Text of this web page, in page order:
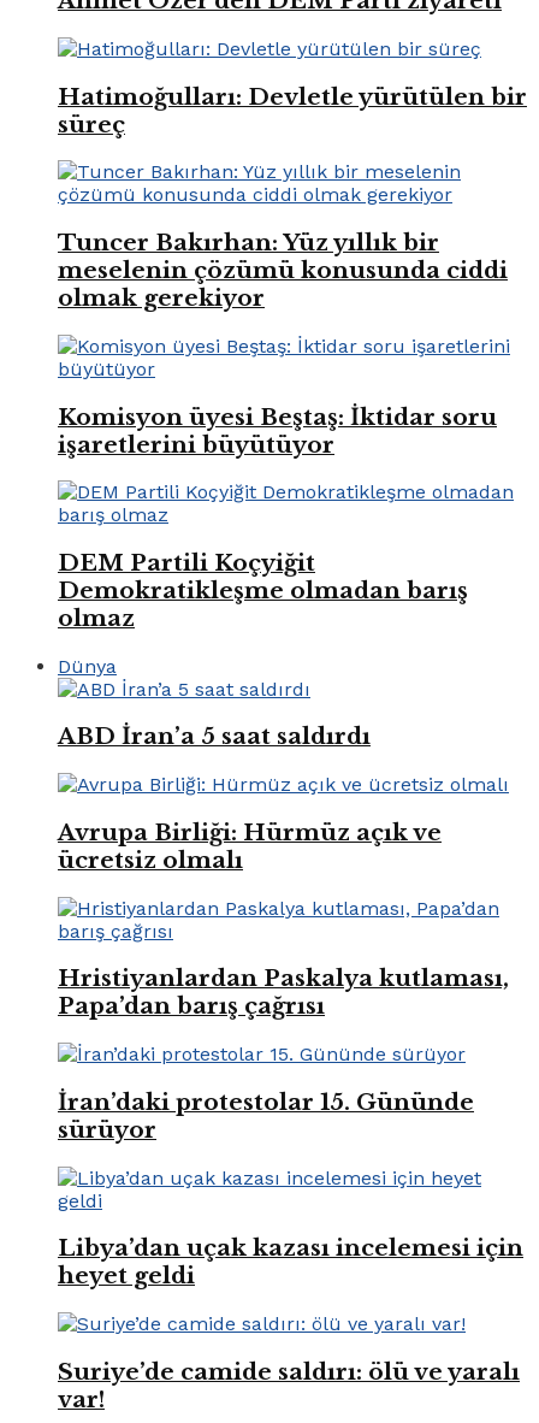
Hatimoğulları: Devletle yürütülen bir
süreç
Tuncer Bakırhan: Yüz yıllık bir
meselenin çözümü konusunda ciddi
olmak gerekiyor
Komisyon üyesi Beştaş: İktidar soru
işaretlerini büyütüyor
DEM Partili Koçyiğit
Demokratikleşme olmadan barış
olmaz
Dünya
ABD İran’a 5 saat saldırdı
Avrupa Birliği: Hürmüz açık ve
ücretsiz olmalı
Hristiyanlardan Paskalya kutlaması,
Papa’dan barış çağrısı
İran’daki protestolar 15. Gününde
sürüyor
Libya’dan uçak kazası incelemesi için
heyet geldi
Suriye’de camide saldırı: ölü ve yaralı
var!